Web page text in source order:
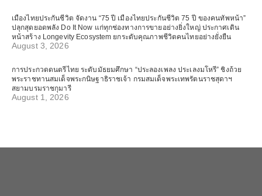
เมืองไทยประกันชีวิต จัดงาน “75 ปี เมืองไทยประกันชีวิต 75 ปี ของคนทัพหน้า”
ปลุกสุดยอดพลัง Do It Now แก่ทุกช่องทางการขายอย่างยิ่งใหญ่ ประกาศเดิน
หน้าสร้าง Longevity Ecosystem ยกระดับคุณภาพชีวิตคนไทยอย่างยั่งยืน
August 3, 2026
การประกวดดนตรีไทย ระดับมัธยมศึกษา “ประลองเพลง ประเลงมโหรี” ชิงถ้วย
พระราชทานสมเด็จพระกนิษฐาธิราชเจ้า กรมสมเด็จพระเทพรัตนราชสุดาฯ
สยามบรมราชกุมารี
August 1, 2026